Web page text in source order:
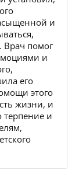
и
Врач помог
и
его
этого
жизни, и
терпение и